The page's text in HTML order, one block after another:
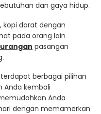
dan gaya hidup.
kopi darat dengan
pada orang lain
pasangan
berbagai pilihan
Anda kembali
Anda
dengan memamerkan